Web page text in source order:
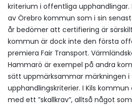
kriterium i offentliga
av Örebro kommun som i sin
år bedömer att certifiering är
kommun är dock inte den första
premiera Fair Transport.
Hammarö är exempel på andra
sätt uppmärksammar märkningen i
upphandlingskriterier. I Kils
med ett ”skallkrav”, alltså något